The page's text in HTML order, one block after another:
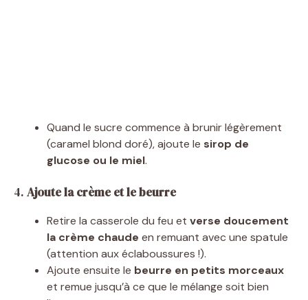
Quand le sucre commence à brunir légèrement
(caramel blond doré), ajoute le sirop de
glucose ou le miel.
4. Ajoute la crème et le beurre
Retire la casserole du feu et verse doucement
la crème chaude en remuant avec une spatule
(attention aux éclaboussures !).
Ajoute ensuite le beurre en petits morceaux
et remue jusqu’à ce que le mélange soit bien